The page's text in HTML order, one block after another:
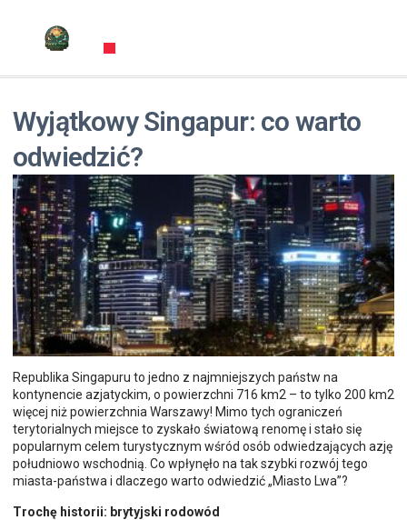
Wyjątkowy Singapur: co warto
odwiedzić?
Republika Singapuru to jedno z najmniejszych państw na
kontynencie azjatyckim, o powierzchni 716 km2 – to tylko 200 km2
więcej niż powierzchnia Warszawy! Mimo tych ograniczeń
terytorialnych miejsce to zyskało światową renomę i stało się
popularnym celem turystycznym wśród osób odwiedzających azję
południowo wschodnią. Co wpłynęło na tak szybki rozwój tego
miasta-państwa i dlaczego warto odwiedzić „Miasto Lwa”?
Trochę historii: brytyjski rodowód